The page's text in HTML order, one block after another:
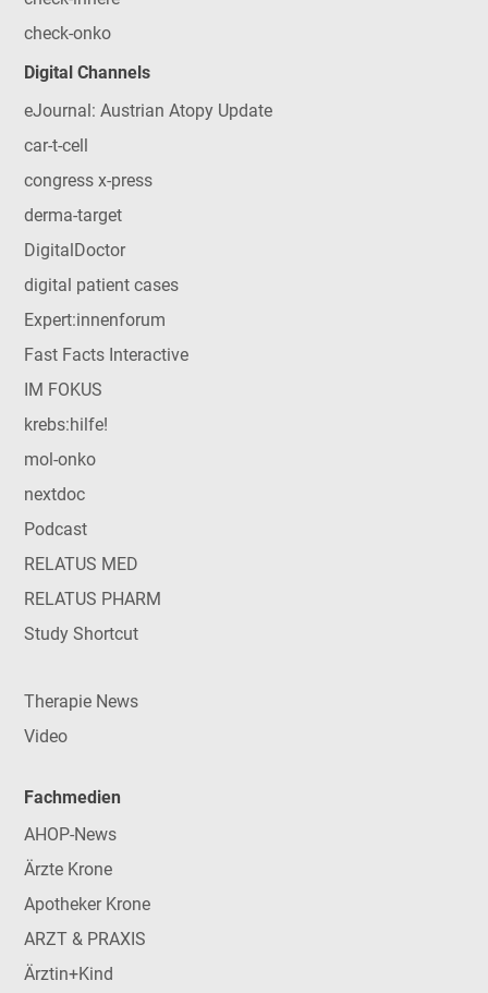
check-onko
Digital Channels
eJournal: Austrian Atopy Update
car-t-cell
congress x-press
derma-target
DigitalDoctor
digital patient cases
Expert:innenforum
Fast Facts Interactive
IM FOKUS
krebs:hilfe!
mol-onko
nextdoc
Podcast
RELATUS MED
RELATUS PHARM
Study Shortcut
Therapie News
Video
Fachmedien
AHOP-News
Ärzte Krone
Apotheker Krone
ARZT & PRAXIS
Ärztin+Kind